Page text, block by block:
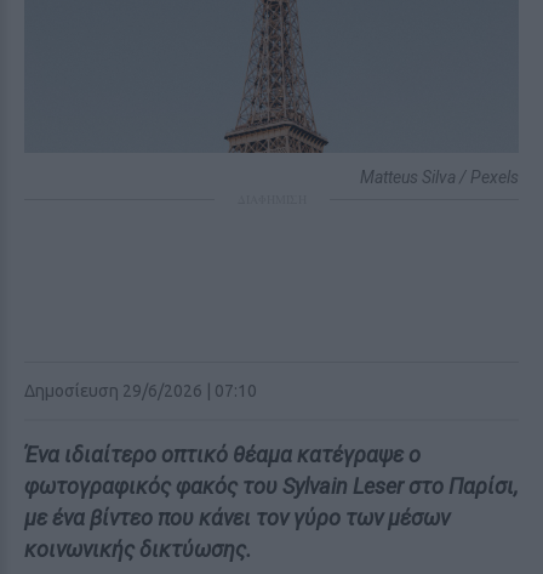
Matteus Silva / Pexels
Δημοσίευση 29/6/2026 | 07:10
Ένα ιδιαίτερο οπτικό θέαμα κατέγραψε ο
φωτογραφικός φακός του Sylvain Leser στο Παρίσι,
με ένα βίντεο που κάνει τον γύρο των μέσων
κοινωνικής δικτύωσης.